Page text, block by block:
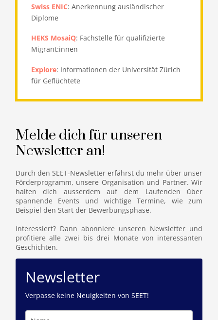
Swiss ENIC: Anerkennung ausländischer
Diplome
HEKS MosaiQ: Fachstelle für qualifizierte
Migrant:innen
Explore: Informationen der Universität Zürich
für Geflüchtete
Melde dich für unseren
Newsletter an!
Durch den SEET-Newsletter erfährst du mehr über unser
Förderprogramm, unsere Organisation und Partner. Wir
halten dich ausserdem auf dem Laufenden über
spannende Events und wichtige Termine, wie zum
Beispiel den Start der Bewerbungsphase.
Interessiert? Dann abonniere unseren Newsletter und
profitiere alle zwei bis drei Monate von interessanten
Geschichten.
Newsletter
Verpasse keine Neuigkeiten von SEET!